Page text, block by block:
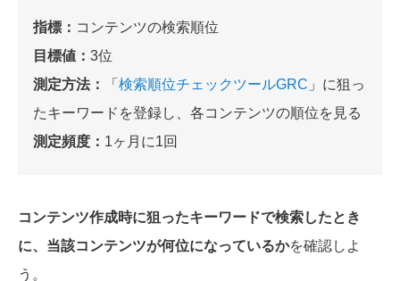
指標： コンテンツの検索順位
目標値： 3位
測定方法：
「 検索順位チェックツールGRC 」に狙っ
たキーワードを登録し、各コンテンツの順位を見る
測定頻度： 1ヶ月に1回
コンテンツ作成時に狙ったキーワードで検索したとき
に、当該コンテンツが何位になっているかを確認しよ
う。